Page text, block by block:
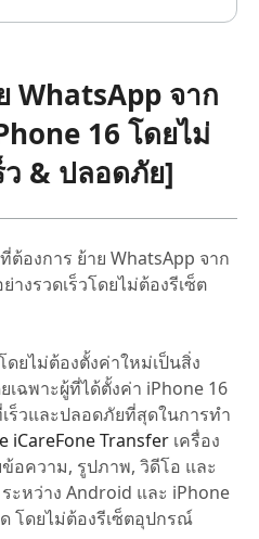
WhatsApp จาก
16 โดยไม่
ว & ปลอดภัย]
ต้องการ ย้าย WhatsApp จาก
างรวดเร็วโดยไม่ต้องรีเซ็ต
ยไม่ต้องตั้งค่าใหม่เป็นสิ่ง
ฉพาะผู้ที่ได้ตั้งค่า iPhone 16
ร็วและปลอดภัยที่สุดในการทำ
iCareFone Transfer เครื่อง
ความ, รูปภาพ, วิดีโอ และ
ะหว่าง Android และ iPhone
โดยไม่ต้องรีเซ็ตอุปกรณ์